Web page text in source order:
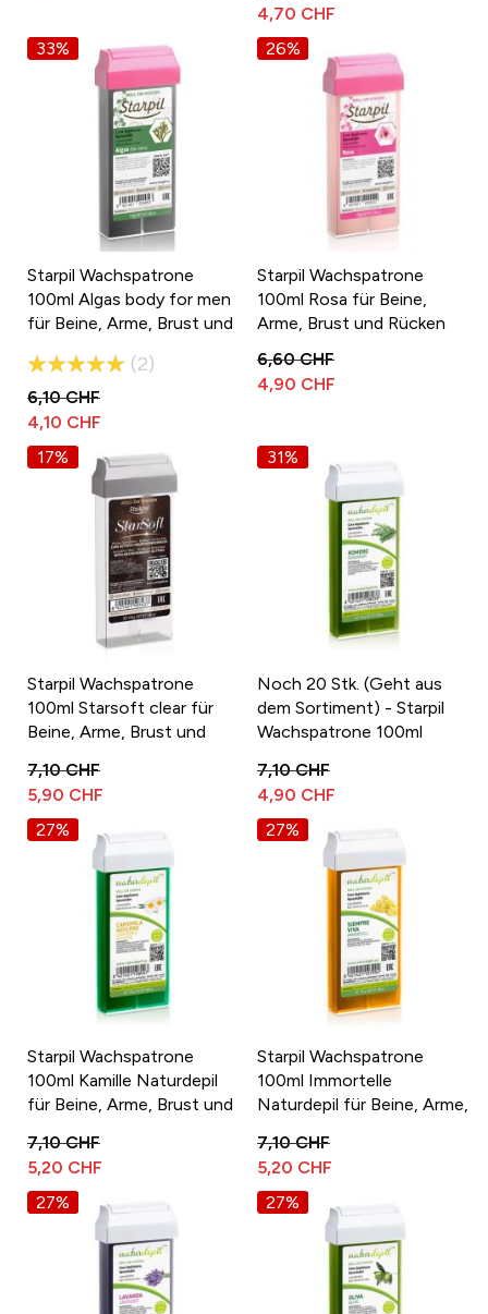
4,70 CHF
33%
Starpil Wachspatrone
100ml Algas body for men
für Beine, Arme, Brust und
Bewertung:
100%
2
4,10 CHF
6,10 CHF
26%
Starpil Wachspatrone
100ml Rosa für Beine,
Arme, Brust und Rücken
4,90 CHF
6,60 CHF
17%
Starpil Wachspatrone
100ml Starsoft clear für
Beine, Arme, Brust und
5,90 CHF
7,10 CHF
31%
Noch 20 Stk. (Geht aus
dem Sortiment) - Starpil
Wachspatrone 100ml
Beine, Arme, Brust und
Rücken
4,90 CHF
7,10 CHF
27%
Starpil Wachspatrone
100ml Kamille Naturdepil
für Beine, Arme, Brust und
5,20 CHF
7,10 CHF
27%
Starpil Wachspatrone
100ml Immortelle
Naturdepil für Beine, Arme,
5,20 CHF
7,10 CHF
27% 27%